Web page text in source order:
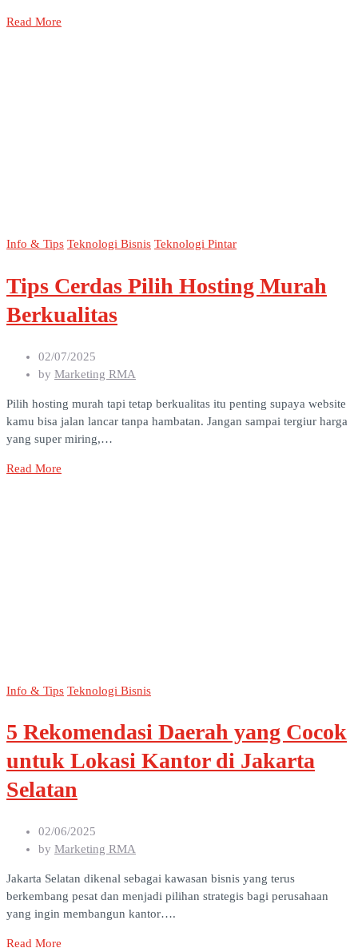
Read More
Info & Tips Teknologi Bisnis Teknologi Pintar
Tips Cerdas Pilih Hosting Murah
Berkualitas
02/07/2025
by Marketing RMA
Pilih hosting murah tapi tetap berkualitas itu penting supaya website
kamu bisa jalan lancar tanpa hambatan. Jangan sampai tergiur harga
yang super miring,…
Read More
Info & Tips Teknologi Bisnis
5 Rekomendasi Daerah yang Cocok
untuk Lokasi Kantor di Jakarta
Selatan
02/06/2025
by Marketing RMA
Jakarta Selatan dikenal sebagai kawasan bisnis yang terus
berkembang pesat dan menjadi pilihan strategis bagi perusahaan
yang ingin membangun kantor….
Read More